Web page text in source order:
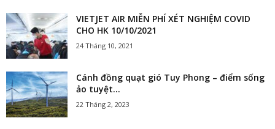
VIETJET AIR MIỄN PHÍ XÉT NGHIỆM COVID
CHO HK 10/10/2021
24 Tháng 10, 2021
Cánh đồng quạt gió Tuy Phong – điểm sống
ảo tuyệt...
22 Tháng 2, 2023